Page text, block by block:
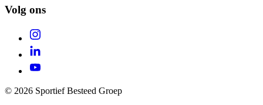
Volg ons
© 2026 Sportief Besteed Groep